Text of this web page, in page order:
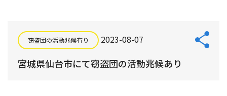
窃盗団の活動兆候有り 2023-08-07
宮城県仙台市にて窃盗団の活動兆候あり